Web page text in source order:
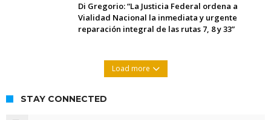
Di Gregorio: “La Justicia Federal ordena a
Vialidad Nacional la inmediata y urgente
reparación integral de las rutas 7, 8 y 33”
Load more
STAY CONNECTED